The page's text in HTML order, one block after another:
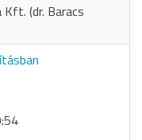
Kft. (dr. Baracs